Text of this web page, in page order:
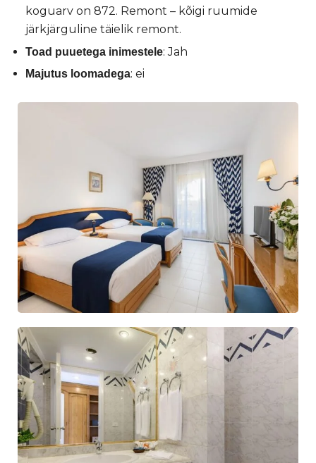
koguarv on 872. Remont – kõigi ruumide
järkjärguline täielik remont.
Toad puuetega inimestele: Jah
Majutus loomadega: ei